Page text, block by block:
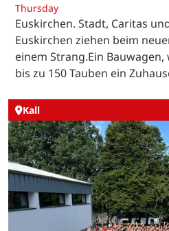
Thursday
Euskirchen. Stadt, Caritas
Euskirchen ziehen beim
einem Strang.Ein
bis zu 150 Tauben ein
Kall